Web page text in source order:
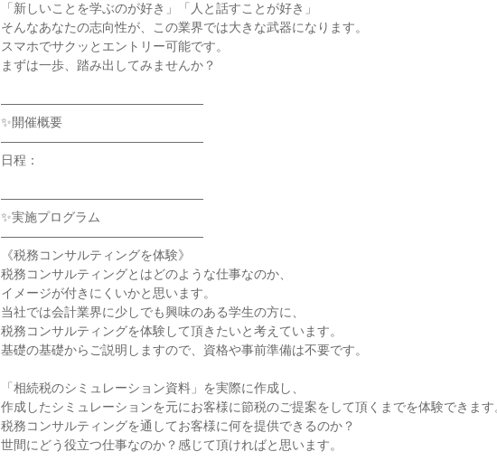
「新しいことを学ぶのが好き」「人と話すことが好き」
そんなあなたの志向性が、この業界では大きな武器になります。
スマホでサクッとエントリー可能です。
まずは一歩、踏み出してみませんか？
――――――――――――――――
✨開催概要
――――――――――――――――
日程：
――――――――――――――――
✨実施プログラム
――――――――――――――――
《税務コンサルティングを体験》
税務コンサルティングとはどのような仕事なのか、
イメージが付きにくいかと思います。
当社では会計業界に少しでも興味のある学生の方に、
税務コンサルティングを体験して頂きたいと考えています。
基礎の基礎からご説明しますので、資格や事前準備は不要です。
「相続税のシミュレーション資料」を実際に作成し、
作成したシミュレーションを元にお客様に節税のご提案をして頂くまでを体験できます
税務コンサルティングを通してお客様に何を提供できるのか？
世間にどう役立つ仕事なのか？感じて頂ければと思います。